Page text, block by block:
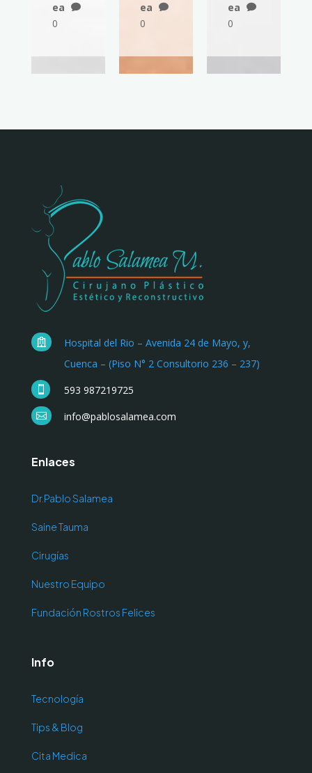
ea

0
ea

0
ea

0

Hospital del Rio – Avenida 24 de Mayo, y,
Cuenca – (Piso N° 2 Consultorio 236 – 237)
 593 987219725
 info@pablosalamea.com
Enlaces
Dr.Pablo Salamea
Saine Tauma
Cirugías
Nuestro Equipo
Fundación Rostros Felices
Info
Tecnología
Tips & Blog
Cita Medica